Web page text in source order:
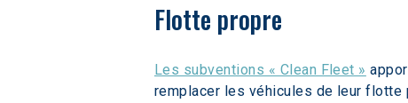
Flotte propre
Les subventions « Clean Fleet »
remplacer les véhicules de leur flotte